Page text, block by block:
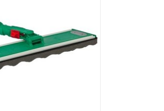
humide avec mops velcro
velcro sont lavables et
ramplaçables
AJOUTER AU PANIER